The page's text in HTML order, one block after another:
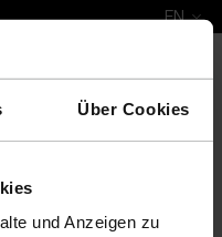
Über Cookies
und Anzeigen zu
EN